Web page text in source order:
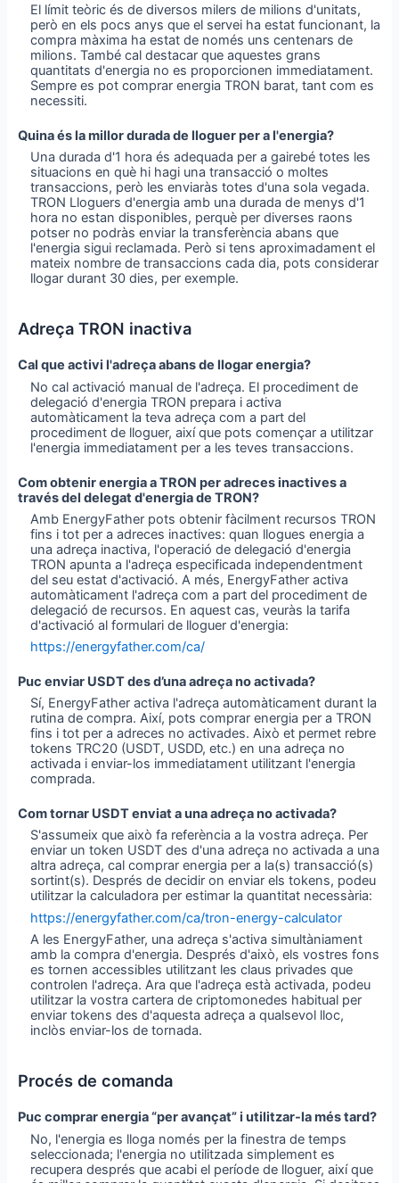
El límit teòric és de diversos milers de milions d'unitats,
però en els pocs anys que el servei ha estat funcionant, la
compra màxima ha estat de només uns centenars de
milions. També cal destacar que aquestes grans
quantitats d'energia no es proporcionen immediatament.
Sempre es pot comprar energia TRON barat, tant com es
necessiti.
Quina és la millor durada de lloguer per a l'energia?
Una durada d'1 hora és adequada per a gairebé totes les
situacions en què hi hagi una transacció o moltes
transaccions, però les enviaràs totes d'una sola vegada.
TRON Lloguers d'energia amb una durada de menys d'1
hora no estan disponibles, perquè per diverses raons
potser no podràs enviar la transferència abans que
l'energia sigui reclamada. Però si tens aproximadament el
mateix nombre de transaccions cada dia, pots considerar
llogar durant 30 dies, per exemple.
Adreça TRON inactiva
Cal que activi l'adreça abans de llogar energia?
No cal activació manual de l'adreça. El procediment de
delegació d'energia TRON prepara i activa
automàticament la teva adreça com a part del
procediment de lloguer, així que pots començar a utilitzar
l'energia immediatament per a les teves transaccions.
Com obtenir energia a TRON per adreces inactives a
través del delegat d'energia de TRON?
Amb EnergyFather pots obtenir fàcilment recursos TRON
fins i tot per a adreces inactives: quan llogues energia a
una adreça inactiva, l'operació de delegació d'energia
TRON apunta a l'adreça especificada independentment
del seu estat d'activació. A més, EnergyFather activa
automàticament l'adreça com a part del procediment de
delegació de recursos. En aquest cas, veuràs la tarifa
d'activació al formulari de lloguer d'energia:
https://energyfather.com/ca/
Puc enviar USDT des d’una adreça no activada?
Sí, EnergyFather activa l'adreça automàticament durant la
rutina de compra. Així, pots comprar energia per a TRON
fins i tot per a adreces no activades. Això et permet rebre
tokens TRC20 (USDT, USDD, etc.) en una adreça no
activada i enviar-los immediatament utilitzant l'energia
comprada.
Com tornar USDT enviat a una adreça no activada?
S'assumeix que això fa referència a la vostra adreça. Per
enviar un token USDT des d'una adreça no activada a una
altra adreça, cal comprar energia per a la(s) transacció(s)
sortint(s). Després de decidir on enviar els tokens, podeu
utilitzar la calculadora per estimar la quantitat necessària:
https://energyfather.com/ca/tron-energy-calculator
A les EnergyFather, una adreça s'activa simultàniament
amb la compra d'energia. Després d'això, els vostres fons
es tornen accessibles utilitzant les claus privades que
controlen l'adreça. Ara que l'adreça està activada, podeu
utilitzar la vostra cartera de criptomonedes habitual per
enviar tokens des d'aquesta adreça a qualsevol lloc,
inclòs enviar-los de tornada.
Procés de comanda
Puc comprar energia “per avançat” i utilitzar-la més tard?
No, l'energia es lloga només per la finestra de temps
seleccionada; l'energia no utilitzada simplement es
recupera després que acabi el període de lloguer, així que